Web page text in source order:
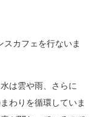
スカフェを行ないま
は雲や雨、さらに
わりを循環していま